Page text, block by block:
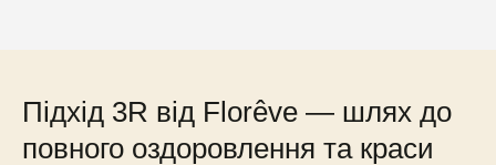
Підхід 3R від Florêve — шлях до
повного оздоровлення та краси